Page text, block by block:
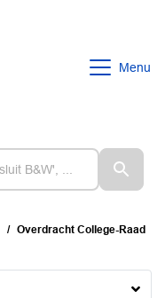
Menu
Overdracht College-Raad